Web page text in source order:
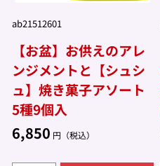
ab21512601
【お盆】お供えのアレ
ンジメントと【シュシ
ュ】焼き菓子アソート
5種9個入
6,850 円（税込）